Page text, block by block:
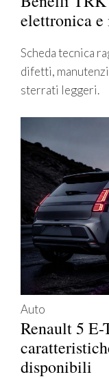
elettronica
Scheda tecnica
difetti,
sterrati leggeri.
Auto
Renault 5
disponibili